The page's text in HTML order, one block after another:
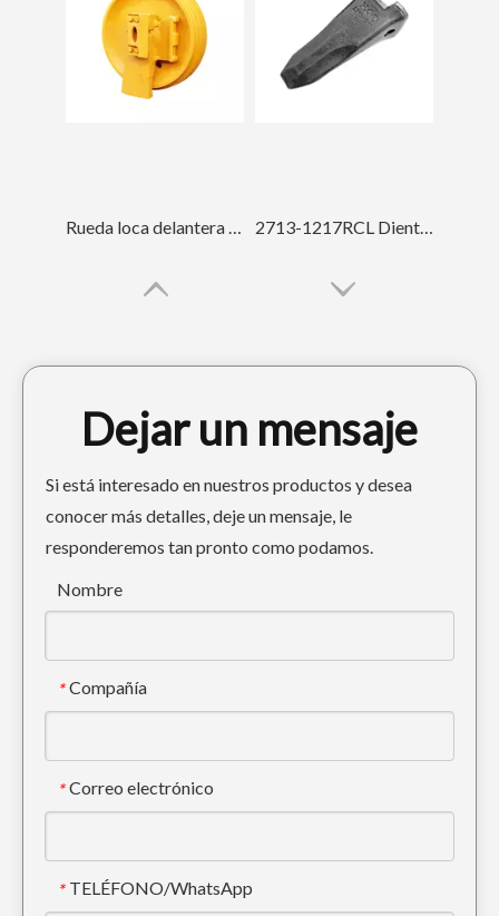
Rueda loca delantera forjada Komatsu D68 2713-1217RCL Dientes de cangilones forjados
Soldadura en orejas de cucharón de excavadora
Soldadura forjada en gancho de cucharón de excavadora 12T
Dejar un mensaje
Si está interesado en nuestros productos y desea
conocer más detalles, deje un mensaje, le
responderemos tan pronto como podamos.
Nombre
* Compañía
* Correo electrónico
* TELÉFONO/WhatsApp